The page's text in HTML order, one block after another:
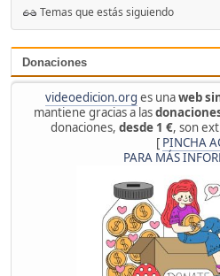
Donaciones
videoedicion.org es unaweb
mantiene gracias a las
donaciones, desde 1 €, son
[ PINCHA
PARA MÁS
Temas que estás siguiendo